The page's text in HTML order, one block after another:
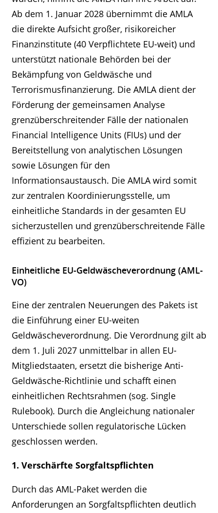
Ab dem 1. Januar 2028 übernimmt die AMLA
die direkte Aufsicht großer, risikoreicher
Finanzinstitute (40 Verpflichtete EU-weit) und
unterstützt nationale Behörden bei der
Bekämpfung von Geldwäsche und
Terrorismusfinanzierung. Die AMLA dient der
Förderung der gemeinsamen Analyse
grenzüberschreitender Fälle der nationalen
Financial Intelligence Units (FIUs) und der
Bereitstellung von analytischen Lösungen
sowie Lösungen für den
Informationsaustausch. Die AMLA wird somit
zur zentralen Koordinierungsstelle, um
einheitliche Standards in der gesamten EU
sicherzustellen und grenzüberschreitende Fälle
effizient zu bearbeiten.
Einheitliche EU-Geldwäscheverordnung (AML-
VO)
Eine der zentralen Neuerungen des Pakets ist
die Einführung einer EU-weiten
Geldwäscheverordnung. Die Verordnung gilt ab
dem 1. Juli 2027 unmittelbar in allen EU-
Mitgliedstaaten, ersetzt die bisherige Anti-
Geldwäsche-Richtlinie und schafft einen
einheitlichen Rechtsrahmen (sog. Single
Rulebook). Durch die Angleichung nationaler
Unterschiede sollen regulatorische Lücken
geschlossen werden.
1. Verschärfte Sorgfaltspflichten
Durch das AML-Paket werden die
Anforderungen an Sorgfaltspflichten deutlich